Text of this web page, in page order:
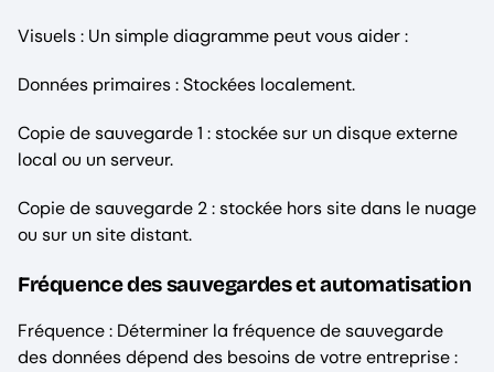
Visuels : Un simple diagramme peut vous aider :
Données primaires : Stockées localement.
Copie de sauvegarde 1 : stockée sur un disque externe
local ou un serveur.
Copie de sauvegarde 2 : stockée hors site dans le nuage
ou sur un site distant.
Fréquence des sauvegardes et automatisation
Fréquence : Déterminer la fréquence de sauvegarde
des données dépend des besoins de votre entreprise :